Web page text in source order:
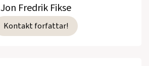
Jon Fredrik Fikse
Kontakt forfattar!